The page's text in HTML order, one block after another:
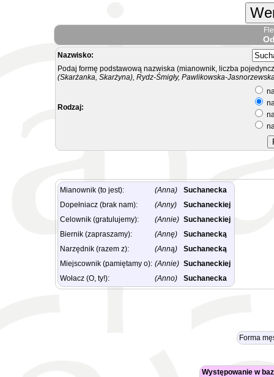
Nazwisko:
Podaj formę podstawową nazwiska (mianownik, liczba
(Skarżanka, Skarżyna), Rydz-Śmigły, Pawlikowska-
Rodzaj:
Mianownik (to jest): (Anna)
Suchanecka
Dopełniacz (brak nam):
(Anny)
Suchaneckiej
Celownik (gratulujemy):
(Annie) Suchaneckiej
Biernik (zapraszamy):
(Annę)
Suchanecką
Narzędnik (razem z):
(Anną)
Suchanecką
Miejscownik (pamiętamy o): (Annie) Suchaneckiej
Wołacz (O, ty!):
(Anno) Suchanecka
Forma
Występowanie w